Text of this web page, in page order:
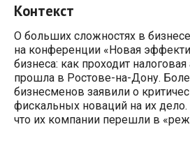
Контекст
О больших сложностях в
на конференции «Новая
бизнеса: как проходит
прошла в Ростове-на-Дону.
бизнесменов заявили о
фискальных новаций на их дело.
что их компании перешли в